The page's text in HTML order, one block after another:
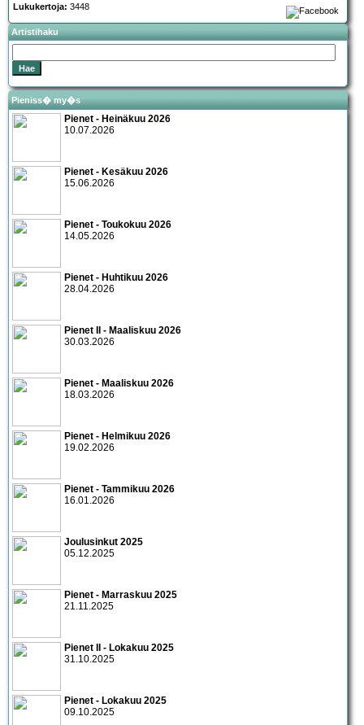
Lukukertoja: 3448
Artistihaku
Pieniss� my�s
Pienet - Heinäkuu 2026
10.07.2026
Pienet - Kesäkuu 2026
15.06.2026
Pienet - Toukokuu 2026
14.05.2026
Pienet - Huhtikuu 2026
28.04.2026
Pienet II - Maaliskuu 2026
30.03.2026
Pienet - Maaliskuu 2026
18.03.2026
Pienet - Helmikuu 2026
19.02.2026
Pienet - Tammikuu 2026
16.01.2026
Joulusinkut 2025
05.12.2025
Pienet - Marraskuu 2025
21.11.2025
Pienet II - Lokakuu 2025
31.10.2025
Pienet - Lokakuu 2025
09.10.2025